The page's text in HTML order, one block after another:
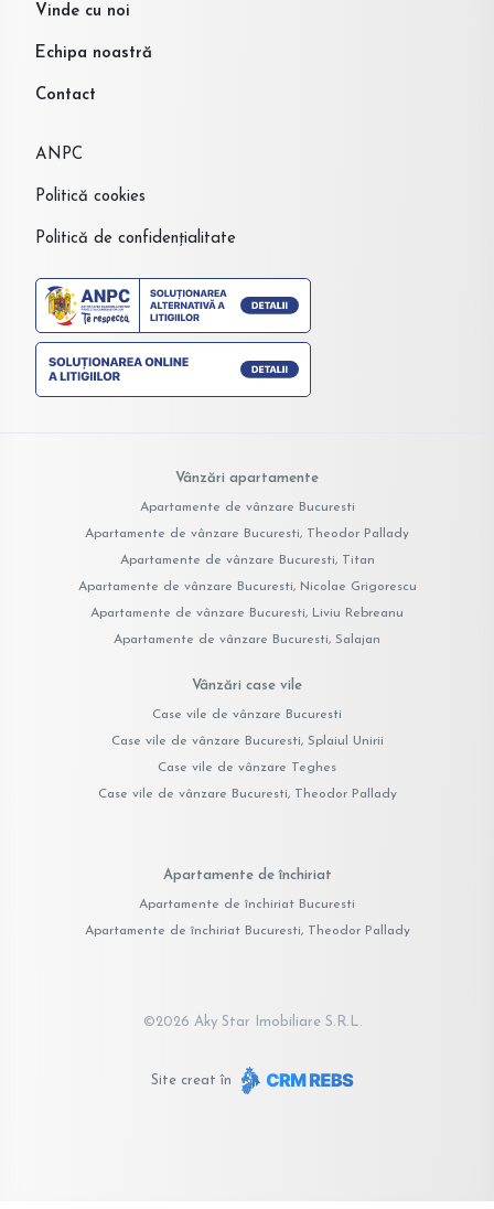
Vinde cu noi
Echipa noastră
Contact
ANPC
Politică cookies
Politică de confidențialitate
Vânzări apartamente
Apartamente de vânzare Bucuresti
Apartamente de vânzare Bucuresti, Theodor Pallady
Apartamente de vânzare Bucuresti, Titan
Apartamente de vânzare Bucuresti, Nicolae Grigorescu
Apartamente de vânzare Bucuresti, Liviu Rebreanu
Apartamente de vânzare Bucuresti, Salajan
Vânzări case vile
Case vile de vânzare Bucuresti
Case vile de vânzare Bucuresti, Splaiul Unirii
Case vile de vânzare Teghes
Case vile de vânzare Bucuresti, Theodor Pallady
Apartamente de închiriat
Apartamente de închiriat Bucuresti
Apartamente de închiriat Bucuresti, Theodor Pallady
©2026 Aky Star Imobiliare S.R.L.
Site creat în